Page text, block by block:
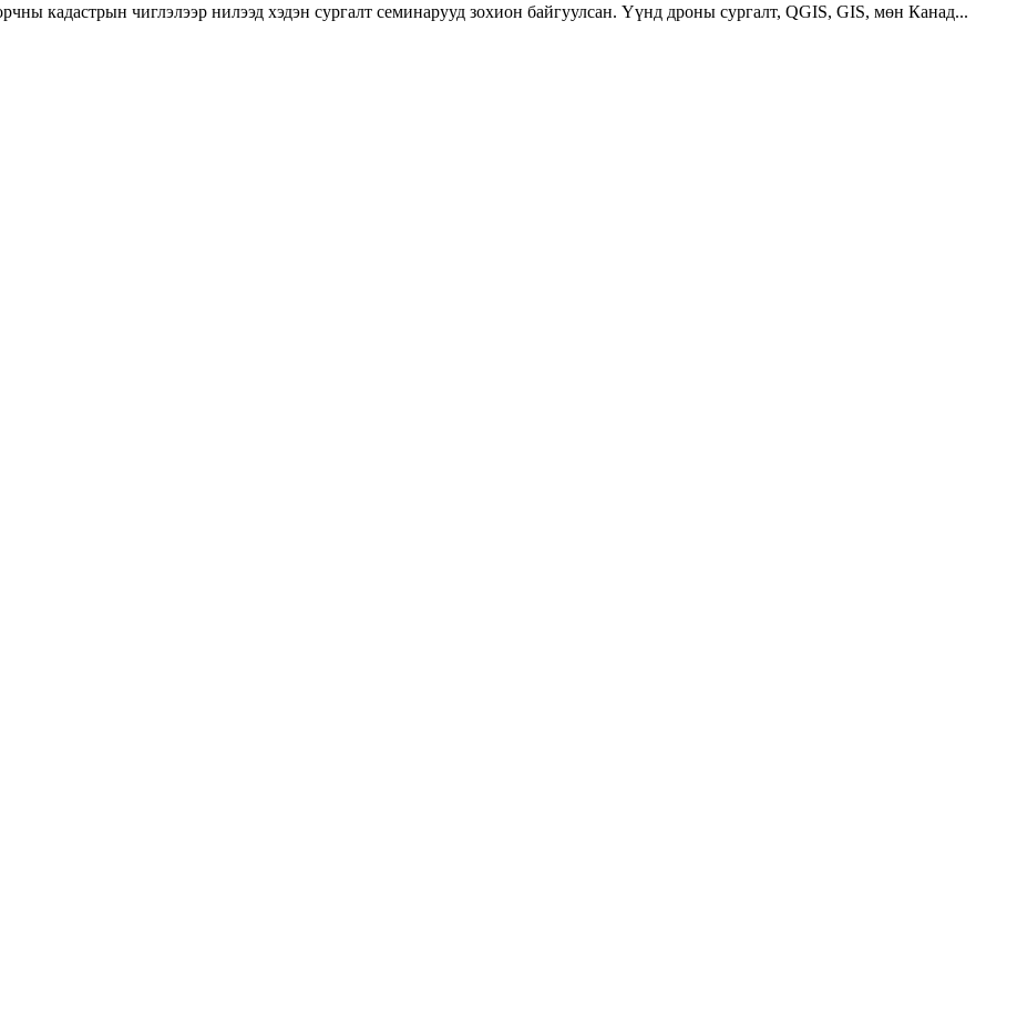
кадастрын чиглэлээр нилээд хэдэн сургалт семинарууд зохион байгуулсан. Үүнд дроны сургалт, QGIS, GIS, мөн Канад...